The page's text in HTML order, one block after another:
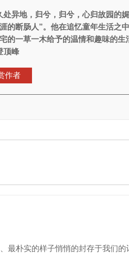
异地，归兮，归兮，心归故园的
的断肠人”。他在追忆童年生活之
的一草一木给予的温情和趣味的
顶峰
作者
最朴实的样子悄悄的封存于我们